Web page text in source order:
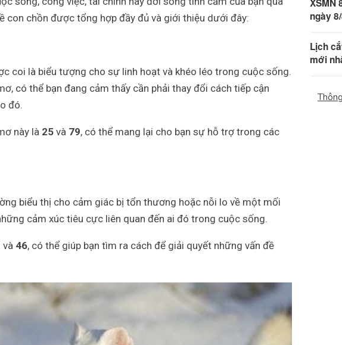
con chồn được tổng hợp đầy đủ và giới thiệu dưới đây:
coi là biểu tượng cho sự linh hoạt và khéo léo trong cuộc sống.
có thể bạn đang cảm thấy cần phải thay đổi cách tiếp cận
đó.
này là 25 và 79, có thể mang lại cho bạn sự hỗ trợ trong các
biểu thị cho cảm giác bị tổn thương hoặc nỗi lo về một mối
cảm xúc tiêu cực liên quan đến ai đó trong cuộc sống.
và 46, có thể giúp bạn tìm ra cách để giải quyết những vấn đề
XSMN
ngày
Lịch
mới